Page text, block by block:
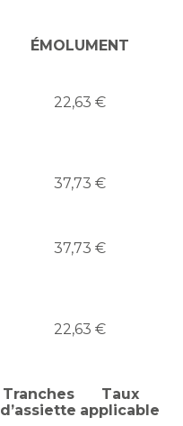
ÉMOLUMENT
22,63 €
37,73 €
37,73 €
22,63 €
Tranches
d’assiette
Taux
applicable